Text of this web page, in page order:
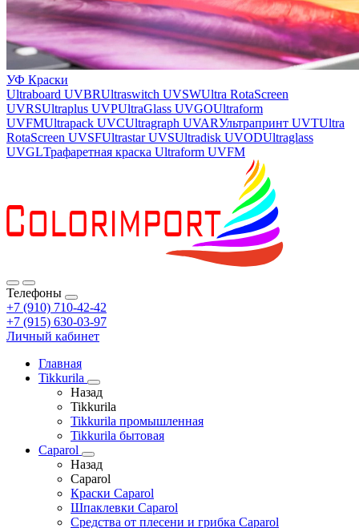
УФ Краски
Ultraboard UVBRUltraswitch UVSWUltra RotaScreen
UVRSUltraplus UVPUltraGlass UVGOUltraform
UVFMUltrapack UVCUltragraph UVARУльтрапринт UVTUltra
RotaScreen UVSFUltrastar UVSUltradisk UVODUltraglass
UVGLТрафаретная краска Ultraform UVFM
Телефоны
+7 (910) 710-42-42
+7 (915) 630-03-97
Личный кабинет
Главная
Tikkurila
Назад
Tikkurila
Tikkurila промышленная
Tikkurila бытовая
Caparol
Назад
Caparol
Краски Caparol
Шпаклевки Caparol
Средства от плесени и грибка Caparol